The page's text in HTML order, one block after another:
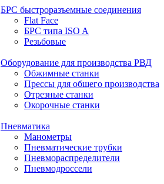
БРС быстроразъемные соединения
Flat Face
БРС типа ISO A
Резьбовые
Оборудование для производства РВД
Обжимные станки
Прессы для общего производства
Отрезные станки
Окорочные станки
Пневматика
Манометры
Пневматические трубки
Пневмораспределители
Пневмодроссели